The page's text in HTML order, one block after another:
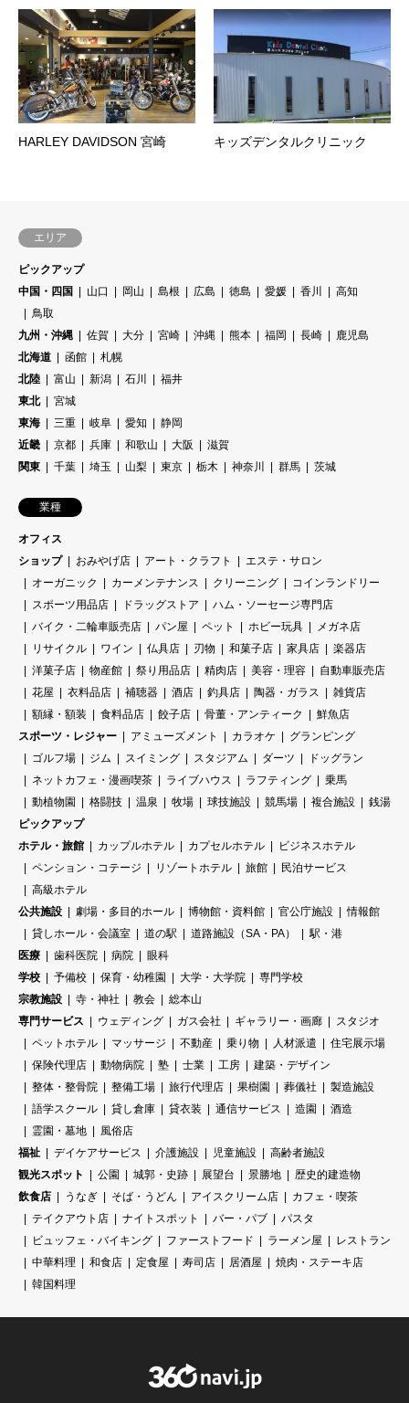
HARLEY DAVIDSON 宮崎 キッズデンタルクリニック
エリア
ピックアップ
中国・四国
山口 岡山 島根 広島 徳島 愛媛 香川
高知
鳥取
九州・沖縄
佐賀 大分 宮崎 沖縄 熊本 福岡 長崎
鹿児島
北海道
函館
札幌
北陸
富山 新潟 石川
福井
東北
宮城
東海
三重 岐阜 愛知
静岡
近畿
京都 兵庫 和歌山 大阪
滋賀
関東
千葉 埼玉 山梨 東京 栃木 神奈川 群馬 茨城
業種
オフィス
ショップ
おみやげ店 アート・クラフト
エステ・サロン
オーガニック
カーメンテナンス クリーニング
コインランドリー
スポーツ用品店
ドラッグストア
ハム・ソーセージ専門店
バイク・二輪車販売店
パン屋 ペット ホビー玩具
メガネ店
リサイクル
ワイン 仏具店 刃物 和菓子店 家具店
楽器店
洋菓子店
物産館 祭り用品店 精肉店 美容・理容
自動車販売店
花屋
衣料品店 補聴器 酒店 釣具店 陶器・ガラス
雑貨店
額縁・額装
食料品店 餃子店 骨董・アンティーク
鮮魚店
スポーツ・レジャー
アミューズメント カラオケ
グランピング
ゴルフ場
ジム スイミング スタジアム ダーツ
ドッグラン
ネットカフェ・漫画喫茶
ライブハウス ラフティング
乗馬
動植物園
格闘技 温泉 牧場 球技施設 競馬場 複合施設
銭湯
ピックアップ
ホテル・旅館
カップルホテル カプセルホテル
ビジネスホテル
ペンション・コテージ
リゾートホテル 旅館
民泊サービス
高級ホテル
公共施設
劇場・多目的ホール 博物館・資料館 官公庁施設
情報館
貸しホール・会議室
道の駅 道路施設（SA・PA）
駅・港
医療
歯科医院 病院
眼科
学校
予備校 保育・幼稚園 大学・大学院
専門学校
宗教施設
寺・神社 教会
総本山
専門サービス
ウェディング ガス会社 ギャラリー・画廊
スタジオ
ペットホテル
マッサージ 不動産 乗り物 人材派遣
住宅展示場
保険代理店
動物病院 塾 士業 工房
建築・デザイン
整体・整骨院
整備工場 旅行代理店 果樹園 葬儀社
製造施設
語学スクール
貸し倉庫 貸衣装 通信サービス 造園
酒造
霊園・墓地
風俗店
福祉
デイケアサービス 介護施設 児童施設
高齢者施設
観光スポット
公園 城郭・史跡 展望台 景勝地
歴史的建造物
飲食店
うなぎ そば・うどん アイスクリーム店
カフェ・喫茶
テイクアウト店
ナイトスポット バー・パブ
パスタ
ビュッフェ・バイキング
ファーストフード ラーメン屋
レストラン
中華料理
和食店 定食屋 寿司店 居酒屋
焼肉・ステーキ店
韓国料理